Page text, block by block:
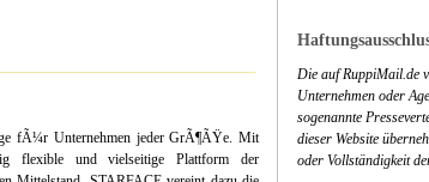
Die auf RuppiMail.de
Unternehmen oder
sogenannte
dieser Website
oder Vollständigkeit
fÃ¼r Unternehmen jeder GrÃ¶ÃŸe. Mit
flexible und vielseitige Plattform der